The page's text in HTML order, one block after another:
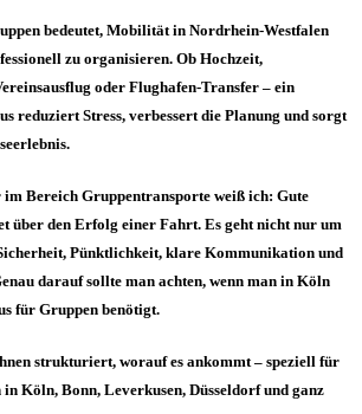
bedeutet, Mobilität in Nordrhein-Westfalen
zu organisieren. Ob Hochzeit,
oder Flughafen-Transfer – ein
reduziert Stress, verbessert die Planung und sorgt
Bereich Gruppentransporte weiß ich: Gute
über den Erfolg einer Fahrt. Es geht nicht nur um
Pünktlichkeit, klare Kommunikation und
darauf sollte man achten, wenn man in Köln
für Gruppen benötigt.
strukturiert, worauf es ankommt – speziell für
Köln, Bonn, Leverkusen, Düsseldorf und ganz